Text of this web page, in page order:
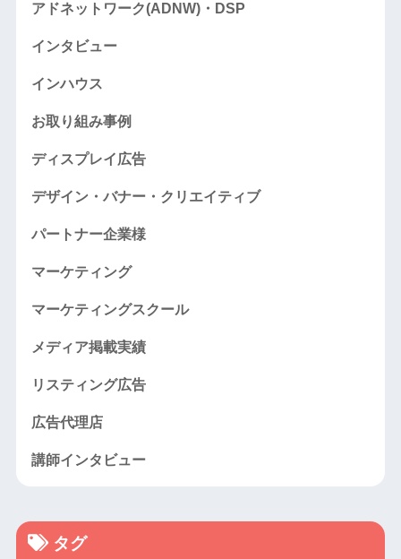
アドネットワーク(ADNW)・DSP
インタビュー
インハウス
お取り組み事例
ディスプレイ広告
デザイン・バナー・クリエイティブ
パートナー企業様
マーケティング
マーケティングスクール
メディア掲載実績
リスティング広告
広告代理店
講師インタビュー
タグ